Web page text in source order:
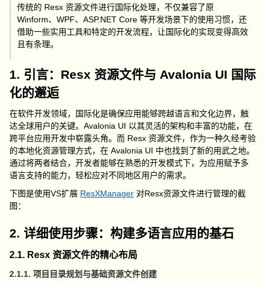
传统的 Resx 资源文件进行国际化处理，不仅兼容了原
Winform、WPF、ASP.NET Core 等开发场景下的使用习惯，还
借助一些实用工具和特定的开发流程，让国际化的实现变得高效
且有条理。
1. 引言：Resx 资源文件与 Avalonia UI 国际
化的邂逅
在软件开发领域，国际化是确保应用能够跨越语言和文化边界，触
达全球用户的关键。Avalonia UI 以其灵活的架构和丰富的功能，在
跨平台应用开发中崭露头角。而 Resx 资源文件，作为一种久经考验
的本地化资源管理方式，在 Avalonia UI 中也找到了新的用武之地。
通过将两者结合，开发者能够在熟悉的开发模式下，为应用赋予多
语言支持的能力，轻松应对不同地区用户的需求。
下图是使用VS扩展 ResXManager 对Resx资源文件进行管理的截
图：
2. 详细使用步骤：构建多语言应用的基石
2.1. Resx 资源文件的精心布局
2.1.1. 项目目录规划与基础资源文件创建